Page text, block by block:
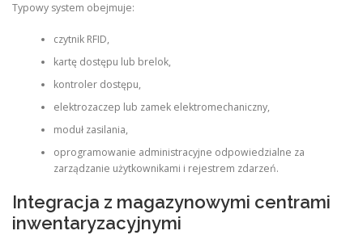
Typowy system obejmuje:
czytnik RFID,
kartę dostępu lub brelok,
kontroler dostępu,
elektrozaczep lub zamek elektromechaniczny,
moduł zasilania,
oprogramowanie administracyjne odpowiedzialne za
zarządzanie użytkownikami i rejestrem zdarzeń.
Integracja z magazynowymi centrami
inwentaryzacyjnymi